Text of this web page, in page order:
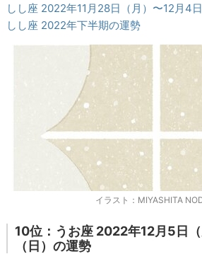
しし座 2022年11月28日（月）〜12月4
しし座 2022年下半期の運勢
イラスト：MIYASHITA
10位：うお座 2022年12月5日（
（日）の運勢